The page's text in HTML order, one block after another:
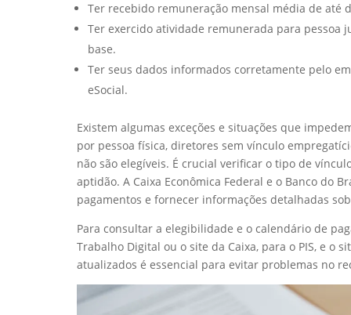
Ter recebido remuneração mensal média de até
Ter exercido atividade remunerada para pessoa
base.
Ter seus dados informados corretamente pelo
eSocial.
Existem algumas exceções e situações que
por pessoa física, diretores sem vínculo
não são elegíveis. É crucial verificar o tipo de
aptidão. A Caixa Econômica Federal e o Banco do
pagamentos e fornecer informações detalhadas
Para consultar a elegibilidade e o calendário de
Trabalho Digital ou o site da Caixa, para o PIS, e o
atualizados é essencial para evitar problemas no